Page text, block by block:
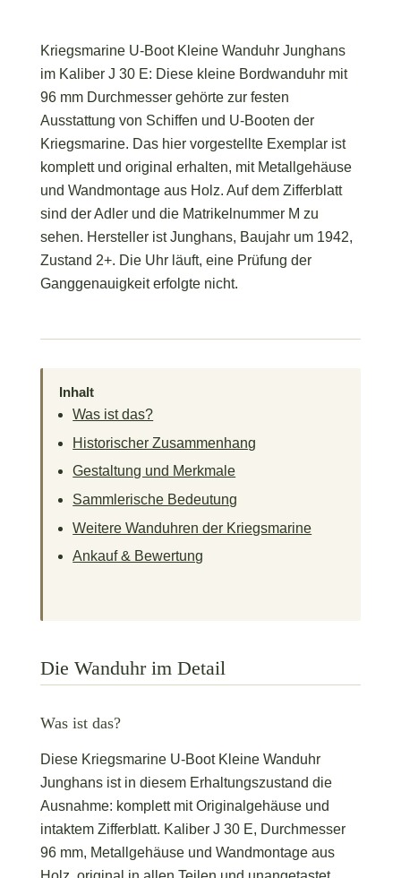
Kriegsmarine U-Boot Kleine Wanduhr Junghans
im Kaliber J 30 E: Diese kleine Bordwanduhr mit
96 mm Durchmesser gehörte zur festen
Ausstattung von Schiffen und U-Booten der
Kriegsmarine. Das hier vorgestellte Exemplar ist
komplett und original erhalten, mit Metallgehäuse
und Wandmontage aus Holz. Auf dem Zifferblatt
sind der Adler und die Matrikelnummer M zu
sehen. Hersteller ist Junghans, Baujahr um 1942,
Zustand 2+. Die Uhr läuft, eine Prüfung der
Ganggenauigkeit erfolgte nicht.
Inhalt
Was ist das?
Historischer Zusammenhang
Gestaltung und Merkmale
Sammlerische Bedeutung
Weitere Wanduhren der Kriegsmarine
Ankauf & Bewertung
Die Wanduhr im Detail
Was ist das?
Diese Kriegsmarine U-Boot Kleine Wanduhr
Junghans ist in diesem Erhaltungszustand die
Ausnahme: komplett mit Originalgehäuse und
intaktem Zifferblatt. Kaliber J 30 E, Durchmesser
96 mm, Metallgehäuse und Wandmontage aus